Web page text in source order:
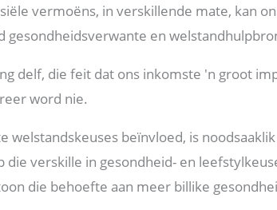
vermoëns, in verskillende mate, kan
gesondheidsverwante en
delf, die feit dat ons inkomste 'n groot
word nie.
welstandskeuses beïnvloed, is
die verskille in gesondheid- en
die behoefte aan meer billike